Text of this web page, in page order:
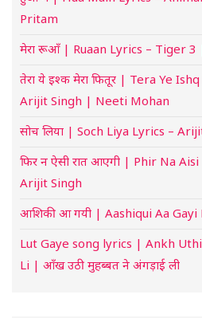
Pritam
मेरा रूआँ | Ruaan Lyrics – Tiger
तेरा ये इश्क मेरा फितूर | Tera Ye
Arijit Singh | Neeti Mohan
सोच लिया | Soch Liya Lyrics –
फिर न ऐसी रात आएगी | Phir Na
Arijit Singh
आशिकी आ गयी | Aashiqui Aa Gayi
Lut Gaye song lyrics | Ankh
Li | आँख उठी मुहब्बत ने अंगड़ाई ली